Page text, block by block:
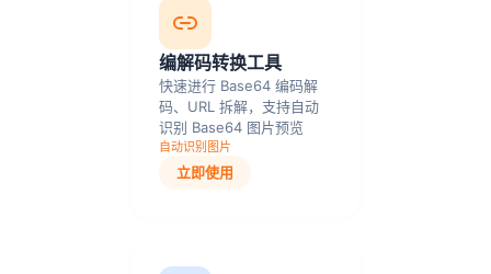
编解码转换工具
快速进行 Base64 编码解
码、URL 拆解，支持自动
识别 Base64 图片预览
自动识别图片
立即使用